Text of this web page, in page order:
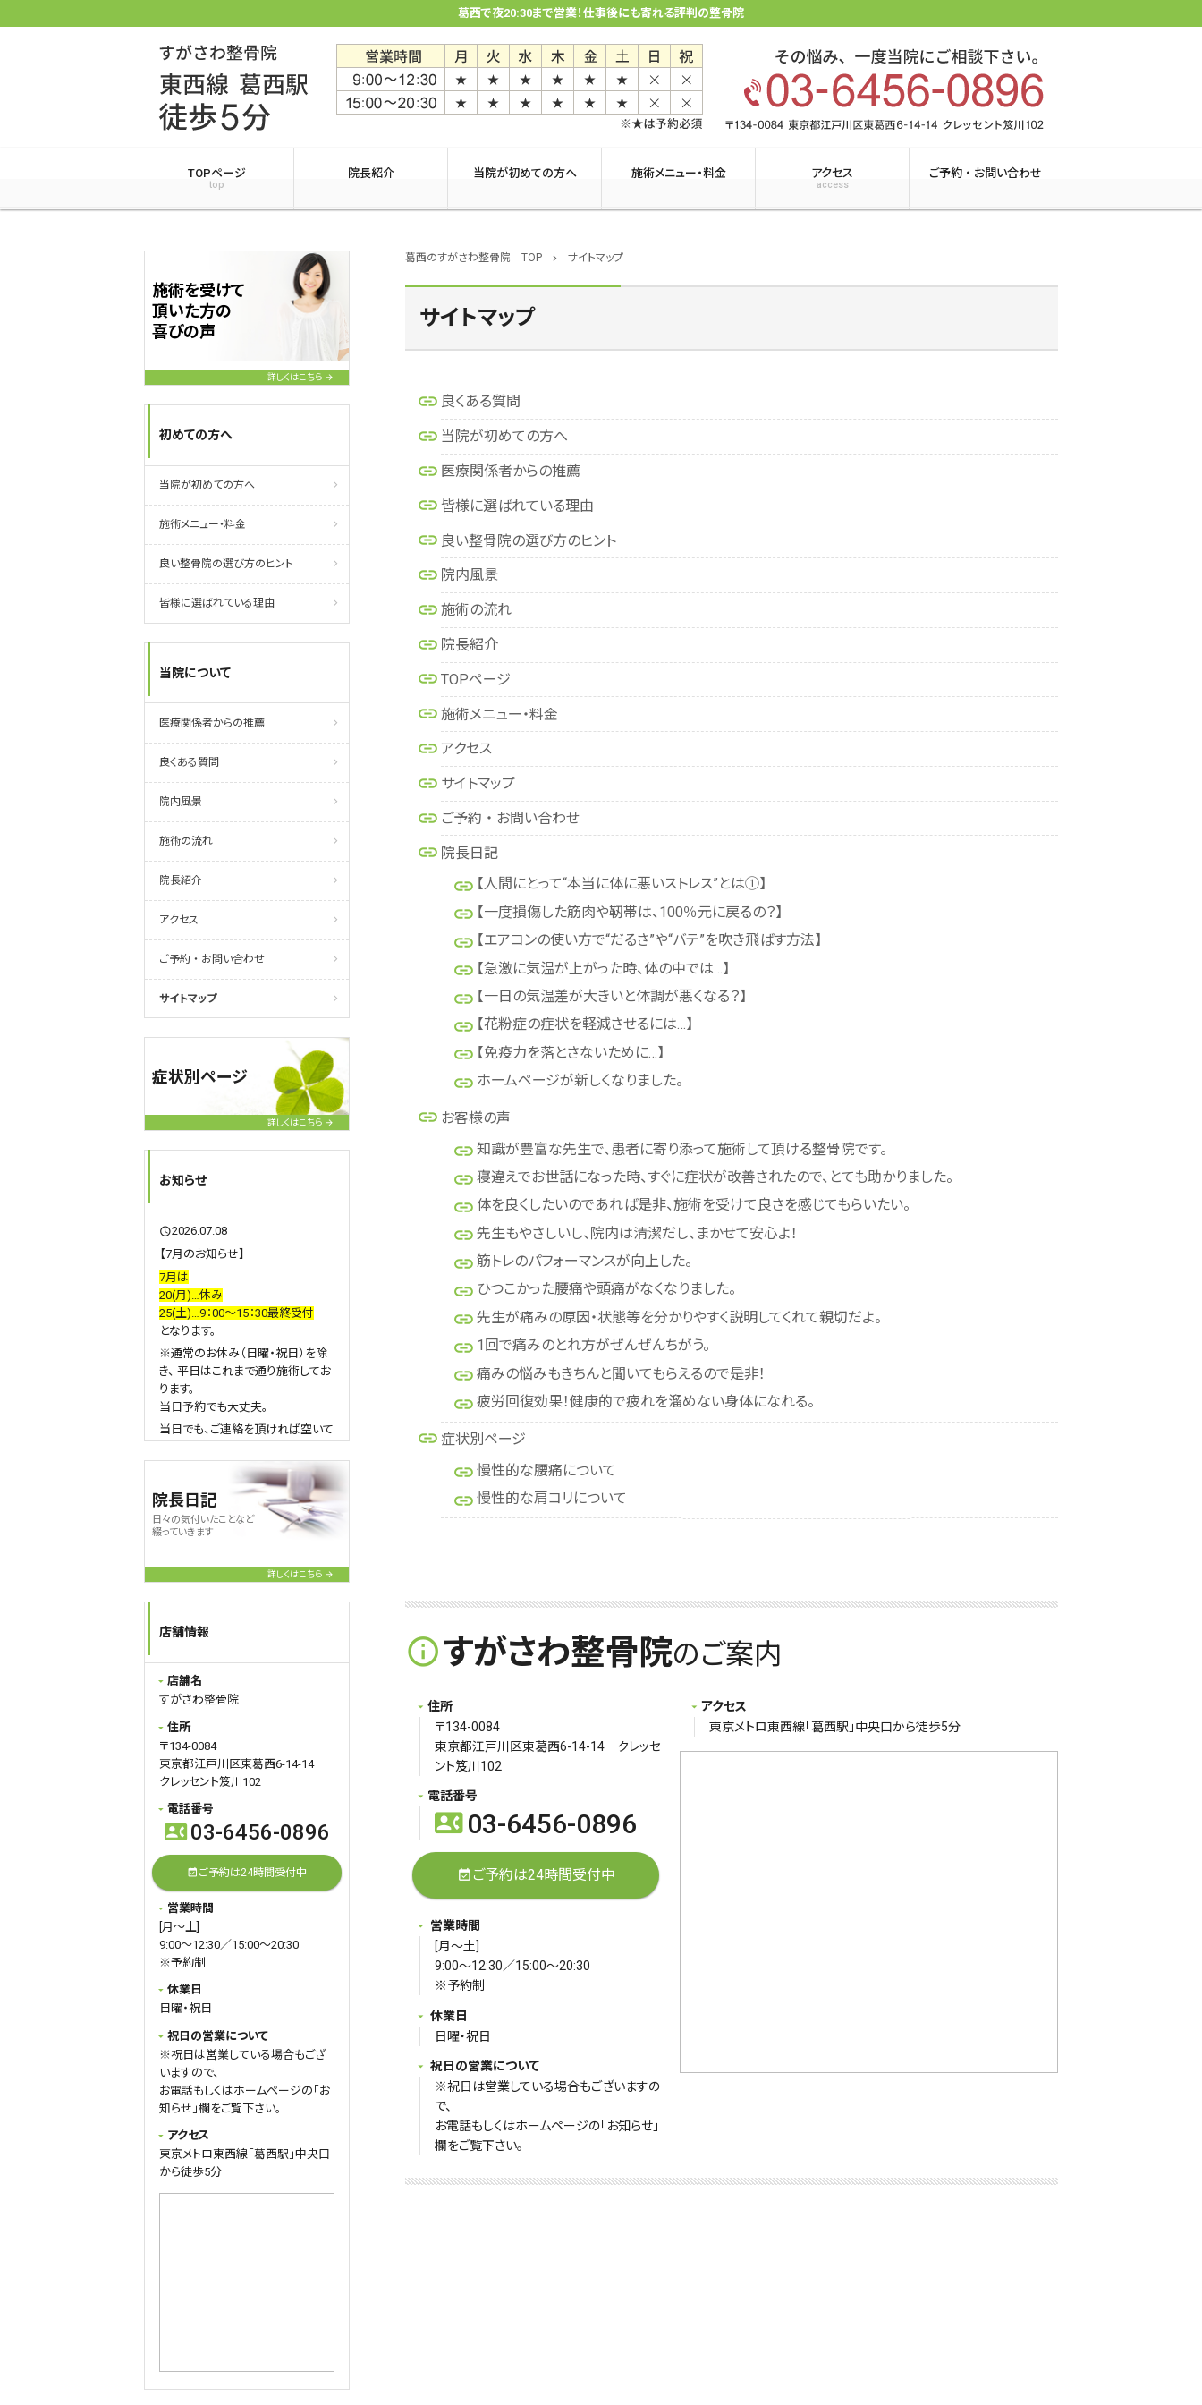
葛西で夜20:30まで営業！仕事後にも寄れる評判の整骨院
TOPページ
top
院長紹介 当院が初めての方へ 施術メニュー・料金 アクセス
access
ご予約 ・ お問い合わせ
葛西のすがさわ整骨院 TOP chevron_right サイトマップ
サイトマップ
良くある質問
当院が初めての方へ
医療関係者からの推薦
皆様に選ばれている理由
良い整骨院の選び方のヒント
院内風景
施術の流れ
院長紹介
TOPページ
施術メニュー・料金
アクセス
サイトマップ
ご予約 ・ お問い合わせ
院長日記
【人間にとって“本当に体に悪いストレス”とは①】
【一度損傷した筋肉や靭帯は、100％元に戻るの？】
【エアコンの使い方で“だるさ”や“バテ”を吹き飛ばす方法】
【急激に気温が上がった時、体の中では…】
【一日の気温差が大きいと体調が悪くなる？】
【花粉症の症状を軽減させるには…】
【免疫力を落とさないために…】
ホームページが新しくなりました。
お客様の声
知識が豊富な先生で、患者に寄り添って施術して頂ける整骨院です。
寝違えでお世話になった時、すぐに症状が改善されたので、とても助かりました。
体を良くしたいのであれば是非、施術を受けて良さを感じてもらいたい。
先生もやさしいし、院内は清潔だし、まかせて安心よ！
筋トレのパフォーマンスが向上した。
ひつこかった腰痛や頭痛がなくなりました。
先生が痛みの原因・状態等を分かりやすく説明してくれて親切だよ。
1回で痛みのとれ方がぜんぜんちがう。
痛みの悩みもきちんと聞いてもらえるので是非！
疲労回復効果！健康的で疲れを溜めない身体になれる。
症状別ページ
慢性的な腰痛について
慢性的な肩コリについて
info_outlineすがさわ整骨院のご案内
住所
〒134-0084
東京都江戸川区東葛西6-14-14 クレッセ
ント笈川102
電話番号
contact_phone03-6456-0896
event_available ご予約は24時間受付中
営業時間
[月～土]
9:00～12:30／15:00～20:30
※予約制
休業日
日曜・祝日
祝日の営業について
※祝日は営業している場合もございますの
で、
お電話もしくはホームページの「お知らせ」
欄をご覧下さい。
アクセス
東京メトロ東西線「葛西駅」中央口から徒歩5分
施術を受けて
頂いた方の
喜びの声
詳しくはこちら
初めての方へ
当院が初めての方へ
施術メニュー・料金
良い整骨院の選び方のヒント
皆様に選ばれている理由
当院について
医療関係者からの推薦
良くある質問
院内風景
施術の流れ
院長紹介
アクセス
ご予約 ・ お問い合わせ
サイトマップ
症状別ページ
詳しくはこちら
お知らせ
query_builder2026.07.08
【7月のお知らせ】
7月は
20(月)…休み
25(土)…9：00～15：30最終受付
となります。
※通常のお休み（日曜・祝日）を除
き、 平日はこれまで通り施術してお
ります。
当日予約でも大丈夫。
当日でも、ご連絡を頂ければ空いて
気軽にご連絡下さい。
また、急な症状悪化や急患の方は
予約状況によりお待ちいただくこと
もございますが、可能な限り対応い
ご予約の際は、
・お名前
・お電話番号
・ご希望の施術(保険施術、自律神
をご記入ください。
ご予約お待ちしています。
query_builder2026.05.02
5月は
4(月)…休み
6(水)…休み
23(土)…14:00~20:30(午前中休み)
30(土)…14:00~20:30(午前中休み)
となります。
※通常の休診日（日曜・祝日）に加
え、上記期間はGW休診および一部
診療時間の変更がございます。
それ以外の平日は通常通り診療し
ております。
【当院は予約制になっています。】
当日予約でも大丈夫✨
当日でも、ご連絡を頂ければ空いて
いる時間をご案内いたしますのでお
気軽にご連絡下さい。
また、急な症状悪化や急患の方は
予約状況によりお待ちいただくこと
たします✨
ご予約の際は、
院長日記
日々の気付いたことなど
綴っていきます
詳しくはこちら
店舗情報
店舗名
すがさわ整骨院
住所
〒134-0084
東京都江戸川区東葛西6-14-14
クレッセント笈川102
電話番号
contact_phone 03-6456-0896
event_available ご予約は24時間受付中
営業時間
[月～土]
9:00～12:30／15:00～20:30
※予約制
休業日
日曜・祝日
祝日の営業について
※祝日は営業している場合もござ
いますので、
お電話もしくはホームページの「お
知らせ」欄をご覧下さい。
アクセス
東京メトロ東西線「葛西駅」中央口
から徒歩5分